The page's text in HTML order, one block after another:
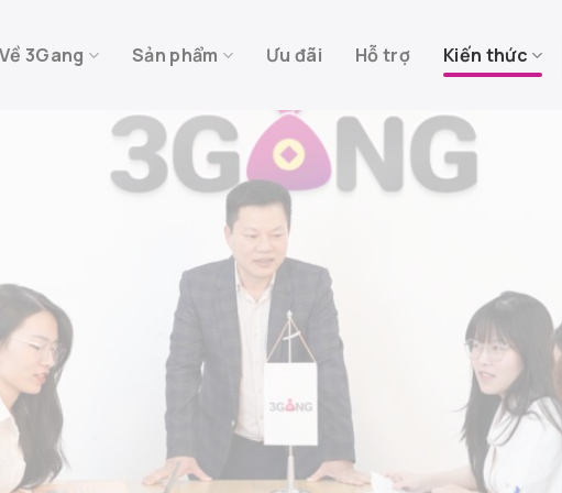
Về 3Gang Sản phẩm Ưu đãi Hỗ trợ Kiến thức
Kiến thức
các kiến thức và thông tin mới nhất về thị trường đầu tư tài chính